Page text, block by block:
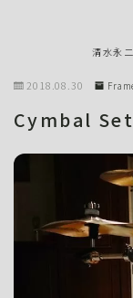
清水永
2018.08.30
Cymbal